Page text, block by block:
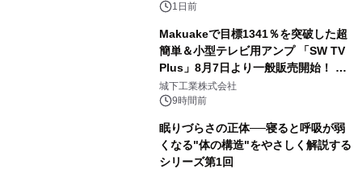
1日前
Makuakeで目標1341％を突破した超
簡単＆小型テレビ用アンプ 「SW TV
Plus」8月7日より一般販売開始！ ケ
ーブル1本つなぐだけ、テレビの音が
ぐっと豊かに
城下工業株式会社
9時間前
眠りづらさの正体──寝ると呼吸が弱
くなる"体の構造"をやさしく解説する
シリーズ第1回